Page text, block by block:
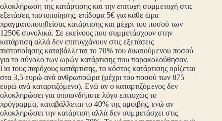
ολοκλήρωση της κατάρτισης και την επιτυχή συμμετοχή στις
εξετάσεις πιστοποίησης, επίδομα 5€ για κάθε ώρα
πραγματοποιηθείσας κατάρτισης και μέχρι του ποσού των
1250€ συνολικά. Σε εκείνους που συμμετάσχουν στην
κατάρτιση αλλά δεν επιτυγχάνουν στις εξετάσεις
πιστοποίησης καταβάλλεται το 70% του δικαιούμενου ποσού
για το σύνολο των ωρών κατάρτισης που παρακολούθησαν.
Για τους παρόχους κατάρτισης, το κόστος κατάρτισης ορίζεται
στα 3,5 ευρώ ανά ανθρωποώρα (μέχρι του ποσού των 875
ευρώ ανά καταρτιζόμενο). Ενώ αν ο καταρτιζόμενος δεν
ολοκληρώσει για οποιονδήποτε λόγο επιτυχώς το
πρόγραμμα, καταβάλλεται το 40% της αμοιβής, ενώ αν
ολοκληρώσει την κατάρτιση αλλά δεν συμμετάσχει στις